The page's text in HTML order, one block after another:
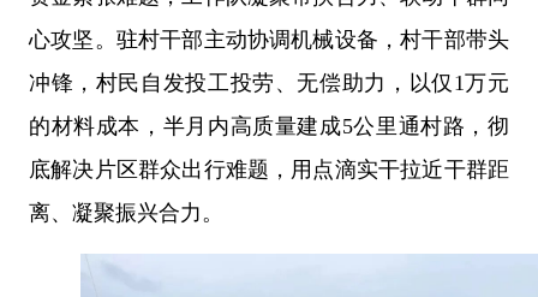
心攻坚。驻村干部主动协调机械设备，村干部带头
冲锋，村民自发投工投劳、无偿助力，以仅 1万元
的材料成本，半月内高质量建成5公里通村路，彻
底解决片区群众出行难题，用点滴实干拉近干群距
离、凝聚振兴合力。